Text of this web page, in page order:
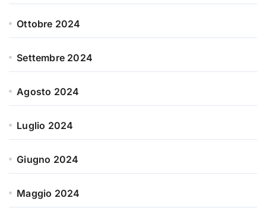
Ottobre 2024
Settembre 2024
Agosto 2024
Luglio 2024
Giugno 2024
Maggio 2024